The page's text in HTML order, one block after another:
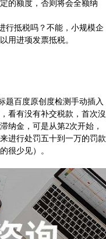
的额度，否则将会全额纳
行抵税吗？不能，小规模企
用进项发票抵税。
题百度原创度检测手动插入
看有没有补交税款，首次沒
纳金，可是从第2次开始，
进行处罚五十到一万的罚款
很少见）。